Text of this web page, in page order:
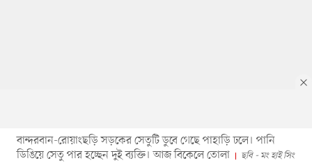
বান্দরবান-রোয়াংছড়ি সড়কের সেতুটি ডুবে গেছে পাহাড়ি ঢলে। পানি
ডিঙিয়ে সেতু পার হচ্ছেন দুই ব্যক্তি। আজ বিকেলে তোলা
ছবি - মং হাই সিং